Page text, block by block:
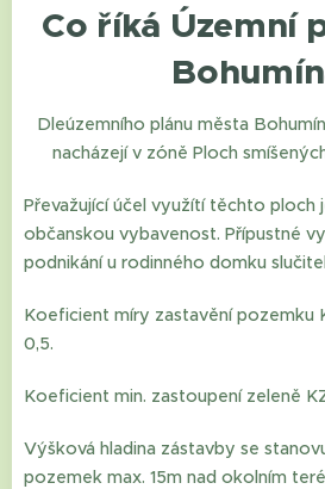
Co říká Územní
Dleúzemního plánu města
nacházejí v zóně Ploch
Převažující účel využítí těchto ploch
občanskou vybavenost. Přípustné
podnikání u rodinného domku
Koeficient míry zastavění pozemku
0,5.
Koeficient min. zastoupení zeleně
Výšková hladina zástavby se
pozemek max. 15m nad okolním